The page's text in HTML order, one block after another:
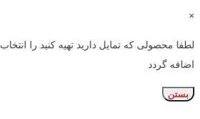
×
لطفا محصولی که تمایل دارید تهیه کنید را
اضافه گردد
بستن